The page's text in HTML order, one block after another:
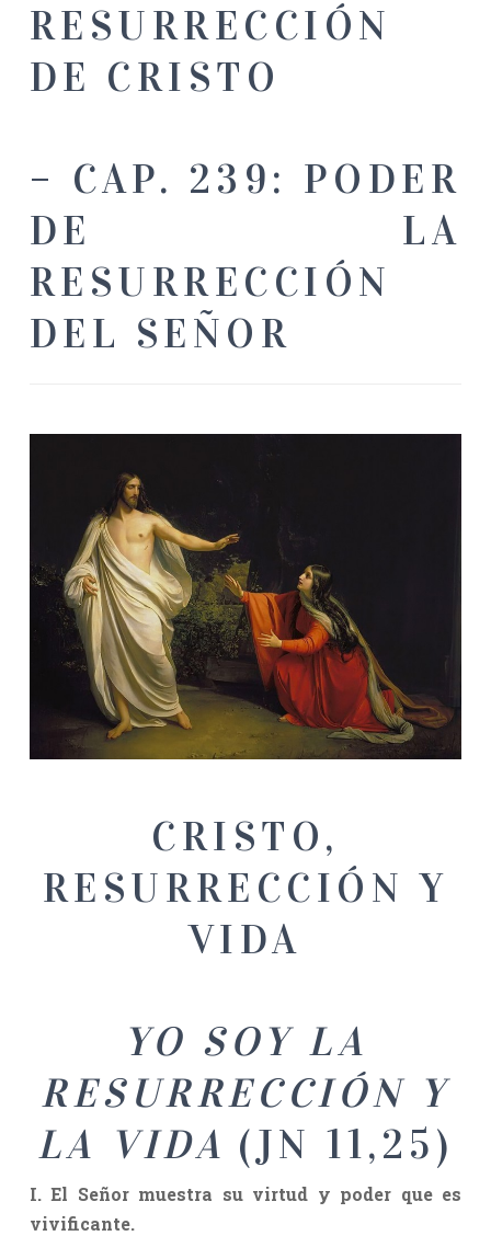
RESURRECCIÓN
DE CRISTO
– CAP. 239: PODER
DE LA
RESURRECCIÓN
DEL SEÑOR
CRISTO,
RESURRECCIÓN Y
VIDA
YO SOY LA
RESURRECCIÓN Y
LA VIDA (JN 11,25)
I. El Señor muestra su virtud y poder que es
vivificante.